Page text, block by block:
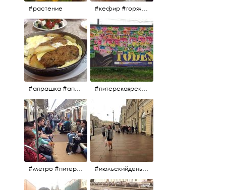
#растение #кефир #горячийкефир #национальноеблюдо #лаваш #вкусно
#апрашка #апраксиндвор #кафенаапрашке #куринаякотлетанасковороде #сковородка #кафедлясвоих #питерскаяреклама #todes #куколки #окраинапитера #фрунзенскийрайон
#метро #питерскоеметро #невскаялиния #июльскийдень2017 #15july2017 #невский